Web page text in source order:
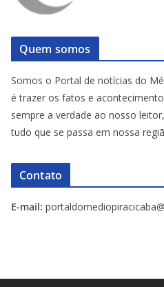
Quem somos
Somos o Portal de notícias do
é trazer os fatos e
sempre a verdade ao nosso
tudo que se passa em nossa
Contato
E-mail: